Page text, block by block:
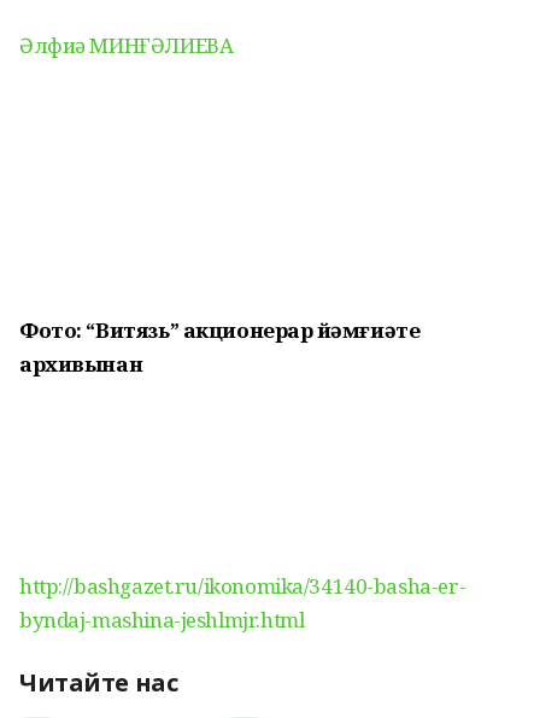
Әлфиә МИНҒӘЛИЕВА
Фото: “Витязь” акционерҙар йәмғиәте
архивынан
http://bashgazet.ru/ikonomika/34140-basha-er-
byndaj-mashina-jeshlmjr.html
Читайте нас